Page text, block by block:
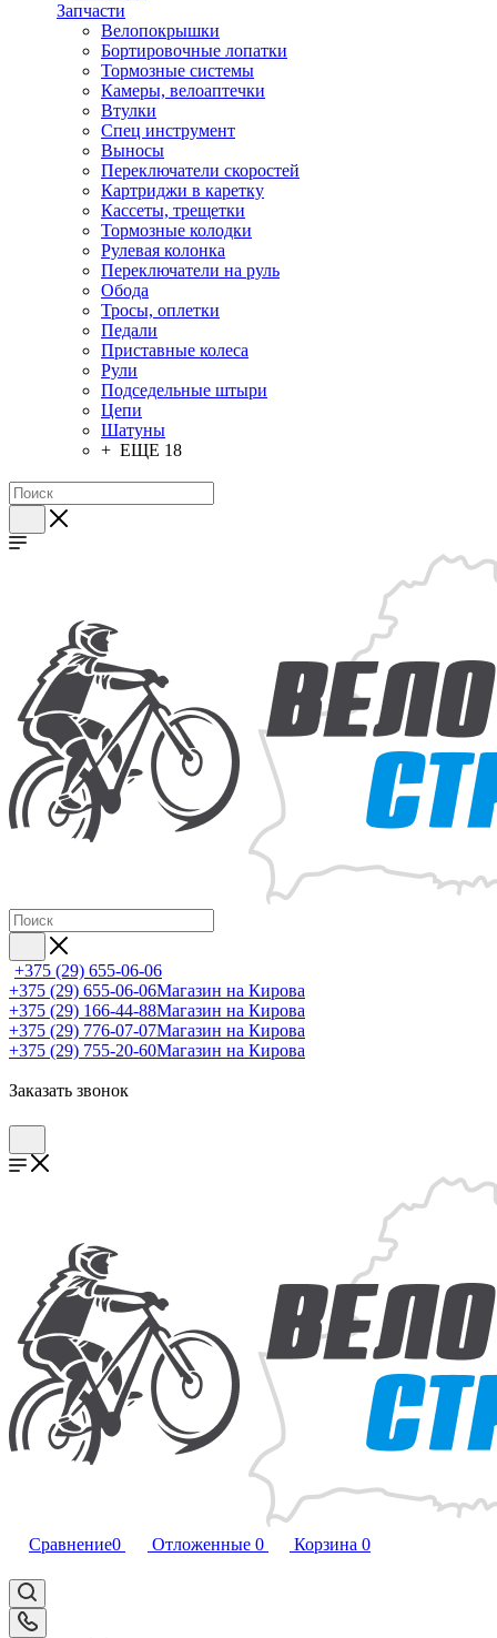
Запчасти
Велопокрышки
Бортировочные лопатки
Тормозные системы
Камеры, велоаптечки
Втулки
Спец инструмент
Выносы
Переключатели скоростей
Картриджи в каретку
Кассеты, трещетки
Тормозные колодки
Рулевая колонка
Переключатели на руль
Обода
Тросы, оплетки
Педали
Приставные колеса
Рули
Подседельные штыри
Цепи
Шатуны
+ ЕЩЕ 18
+375 (29) 655-06-06
+375 (29) 655-06-06Магазин на Кирова
+375 (29) 166-44-88Магазин на Кирова
+375 (29) 776-07-07Магазин на Кирова
+375 (29) 755-20-60Магазин на Кирова
Заказать звонок
Сравнение0 Отложенные 0 Корзина 0